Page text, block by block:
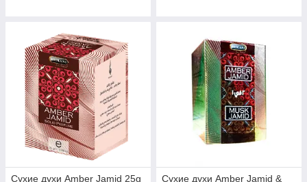
Сухие духи Amber Jamid 25g
Сухие духи Amber Jamid &